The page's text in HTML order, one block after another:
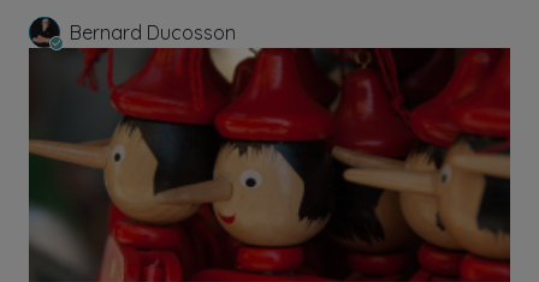
Bernard Ducosson